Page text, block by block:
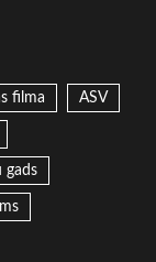
filma ASV
gads